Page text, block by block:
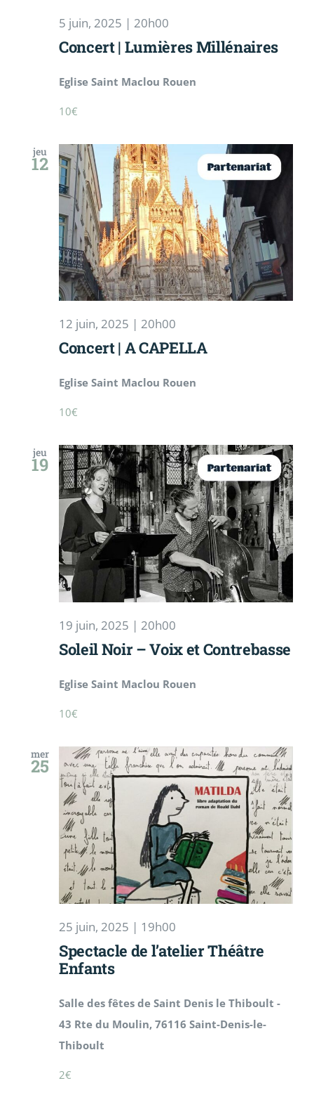
5 juin, 2025 | 20h00
Concert | Lumières Millénaires
Eglise Saint Maclou Rouen
10€
jeu
12
12 juin, 2025 | 20h00
Concert | A CAPELLA ‎ ‎ ‎ ‎ ‎ ‎ ‎ ‎ ‎ ‎‎ ‎ ‎ ‎ ‎
Eglise Saint Maclou Rouen
10€
jeu
19
19 juin, 2025 | 20h00
Soleil Noir – Voix et Contrebasse
Eglise Saint Maclou Rouen
10€
mer
25
25 juin, 2025 | 19h00
Spectacle de l’atelier Théâtre
Enfants
Salle des fêtes de Saint Denis le Thiboult -
43 Rte du Moulin, 76116 Saint-Denis-le-
Thiboult
2€